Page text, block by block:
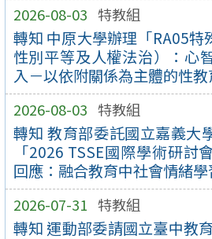
2026-08-03 特教組
轉知 中原大學辦理「RA05特
性別平等及人權法治）：心
入－以依附關係為主體的性
2026-08-03 特教組
轉知 教育部委託國立嘉義大
「2026 TSSE國際學術研討
回應：融合教育中社會情緒學
2026-07-31 特教組
轉知 運動部委請國立臺中教